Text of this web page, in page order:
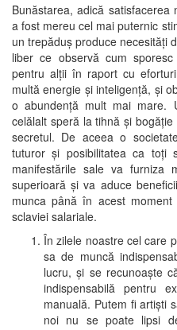
Bunăstarea, adică
a fost mereu cel mai puternic
un trepăduș produce necesități
liber ce observă cum
pentru alții în raport cu
multă energie și inteligență, și
o abundență mult mai mare.
celălalt speră la tihnă și
secretul. De aceea o
tuturor și posibilitatea ca
manifestările sale va furniza
superioară și va aduce
munca până în acest
sclaviei salariale.
În zilele noastre cel care
sa de muncă
lucru, și se recunoaște
indispensabilă pentru
manuală. Putem fi artiști
noi nu se poate lipsi